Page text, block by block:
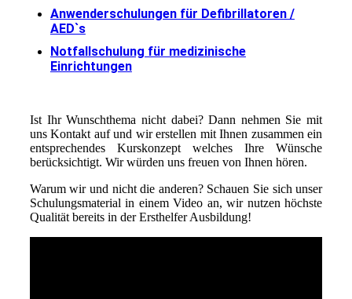
Anwenderschulungen für Defibrillatoren /
AED`s
Notfallschulung für medizinische
Einrichtungen
Ist Ihr Wunschthema nicht dabei? Dann nehmen Sie mit
uns Kontakt auf und wir erstellen mit Ihnen zusammen ein
entsprechendes Kurskonzept welches Ihre Wünsche
berücksichtigt. Wir würden uns freuen von Ihnen hören.
Warum wir und nicht die anderen? Schauen Sie sich unser
Schulungsmaterial in einem Video an, wir nutzen höchste
Qualität bereits in der Ersthelfer Ausbildung!